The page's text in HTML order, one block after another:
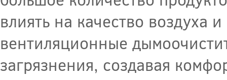
влиять на качество воздуха
вентиляционные
загрязнения, создавая